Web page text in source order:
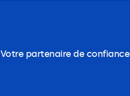
Votre partenaire de confiance